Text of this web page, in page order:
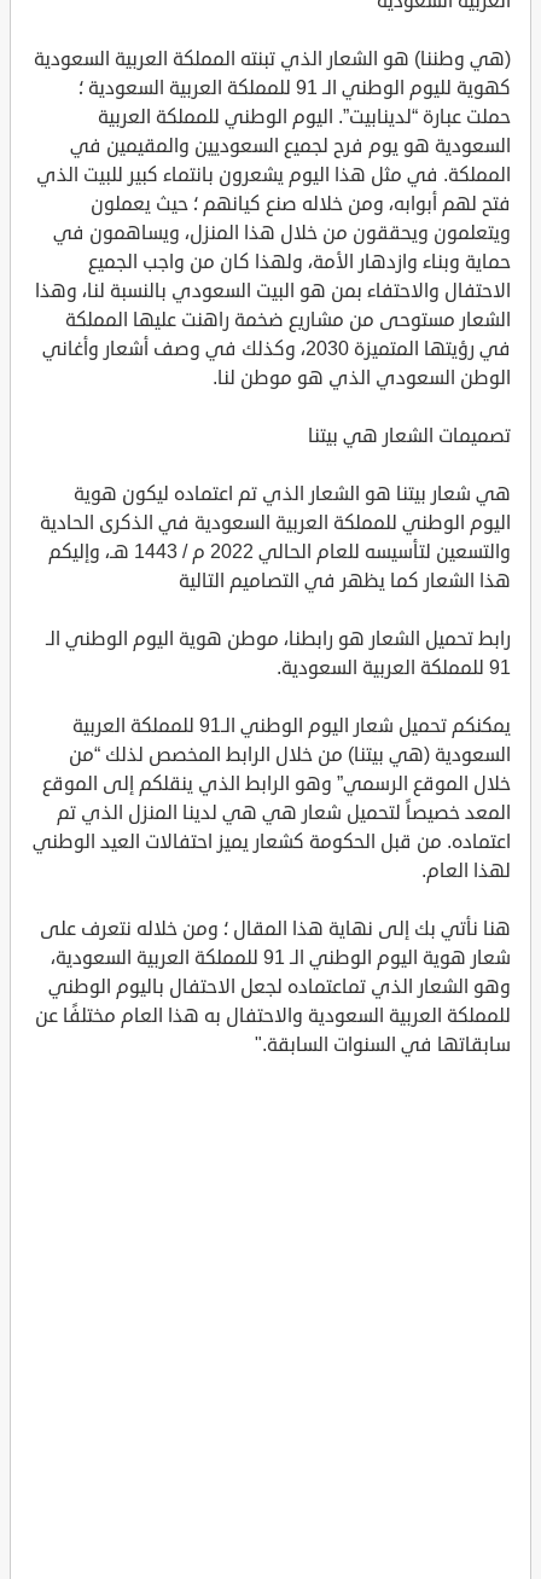
(هي وطننا) هو الشعار الذي تبنته المملكة العربية السعودية
كهوية لليوم الوطني الـ 91 للمملكة العربية السعودية ؛
حملت عبارة “لدينابيت”. اليوم الوطني للمملكة العربية
السعودية هو يوم فرح لجميع السعوديين والمقيمين في
المملكة. في مثل هذا اليوم يشعرون بانتماء كبير للبيت الذي
فتح لهم أبوابه، ومن خلاله صنع كيانهم ؛ حيث يعملون
ويتعلمون ويحققون من خلال هذا المنزل، ويساهمون في
حماية وبناء وازدهار الأمة، ولهذا كان من واجب الجميع
الاحتفال والاحتفاء بمن هو البيت السعودي بالنسبة لنا، وهذا
الشعار مستوحى من مشاريع ضخمة راهنت عليها المملكة
في رؤيتها المتميزة 2030، وكذلك في وصف أشعار وأغاني
الوطن السعودي الذي هو موطن لنا.
تصميمات الشعار هي بيتنا
هي شعار بيتنا هو الشعار الذي تم اعتماده ليكون هوية
اليوم الوطني للمملكة العربية السعودية في الذكرى الحادية
والتسعين لتأسيسه للعام الحالي 2022 م / 1443 هـ، وإليكم
هذا الشعار كما يظهر في التصاميم التالية
رابط تحميل الشعار هو رابطنا، موطن هوية اليوم الوطني الـ
91 للمملكة العربية السعودية.
يمكنكم تحميل شعار اليوم الوطني الـ91 للمملكة العربية
السعودية (هي بيتنا) من خلال الرابط المخصص لذلك “من
خلال الموقع الرسمي” وهو الرابط الذي ينقلكم إلى الموقع
المعد خصيصاً لتحميل شعار هي هي لدينا المنزل الذي تم
اعتماده. من قبل الحكومة كشعار يميز احتفالات العيد الوطني
لهذا العام.
هنا نأتي بك إلى نهاية هذا المقال ؛ ومن خلاله نتعرف على
شعار هوية اليوم الوطني الـ 91 للمملكة العربية السعودية،
وهو الشعار الذي تماعتماده لجعل الاحتفال باليوم الوطني
للمملكة العربية السعودية والاحتفال به هذا العام مختلفًا عن
سابقاتها في السنوات السابقة."